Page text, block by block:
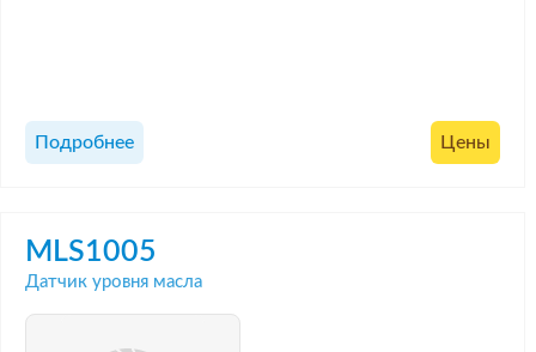
Подробнее Цены
MLS1005
Датчик уровня масла